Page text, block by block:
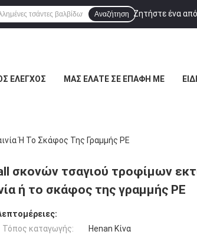
Ζητήστε ένα
Αναζήτηση
ΈΛΕΓΧΟΣ ΜΑΣ ΕΛΆΤΕ ΣΕ ΕΠΑΦΉ ΜΕ
Ή Το Σκάφος Της Γραμμής PE
σκονών τσαγιού τροφίμων
ή το σκάφος της γραμμής PE
Τόπος καταγωγής:
Henan Κίνα